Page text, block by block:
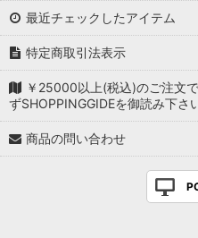
最近チェックしたアイテム
特定商取引法表示
￥25000以上(税込)のご注文
ずSHOPPINGGIDEを御読み下さ
商品の問い合わせ